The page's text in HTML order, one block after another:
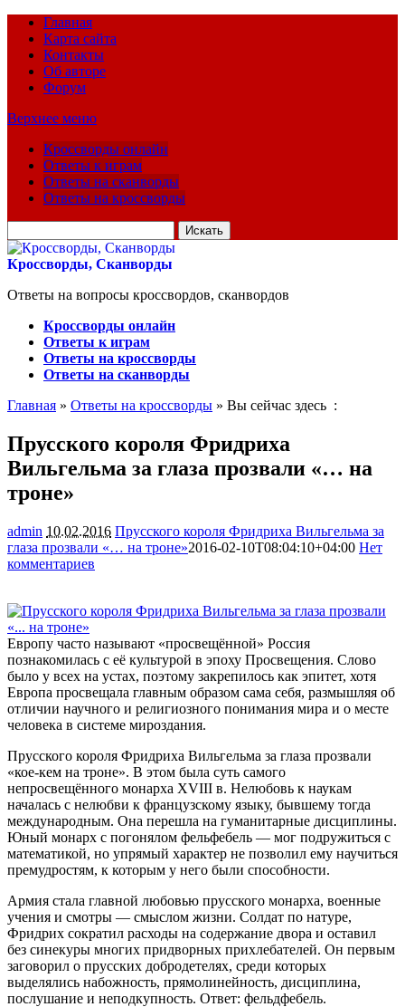
Главная
Карта сайта
Контакты
Об авторе
Форум
Верхнее меню
Кроссворды онлайн
Ответы к играм
Ответы на сканворды
Ответы на кроссворды
для:
Кроссворды, Сканворды
Ответы на вопросы кроссвордов, сканвордов
Кроссворды онлайн
Ответы к играм
Ответы на кроссворды
Ответы на сканворды
Главная » Ответы на кроссворды » Вы сейчас здесь :
Прусского короля Фридриха
Вильгельма за глаза прозвали «… на
троне»
admin 10.02.2016 Прусского короля Фридриха Вильгельма за
глаза прозвали «… на троне»2016-02-10T08:04:10+04:00 Нет
комментариев
Европу часто называют «просвещённой» Россия
познакомилась с её культурой в эпоху Просвещения. Слово
было у всех на устах, поэтому закрепилось как эпитет, хотя
Европа просвещала главным образом сама себя, размышляя об
отличии научного и религиозного понимания мира и о месте
человека в системе мироздания.
Прусского короля Фридриха Вильгельма за глаза прозвали
«кое-кем на троне». В этом была суть самого
непросвещённого монарха XVIII в. Нелюбовь к наукам
началась с нелюбви к французскому языку, бывшему тогда
международным. Она перешла на гуманитарные дисциплины.
Юный монарх с погонялом фельфебель — мог подружиться с
математикой, но упрямый характер не позволил ему научиться
премудростям, к которым у него были способности.
Армия стала главной любовью прусского монарха, военные
учения и смотры — смыслом жизни. Солдат по натуре,
Фридрих сократил расходы на содержание двора и оставил
без синекуры многих придворных прихлебателей. Он первым
заговорил о прусских добродетелях, среди которых
выделялись набожность, прямолинейность, дисциплина,
послушание и неподкупность. Ответ: фельдфебель.